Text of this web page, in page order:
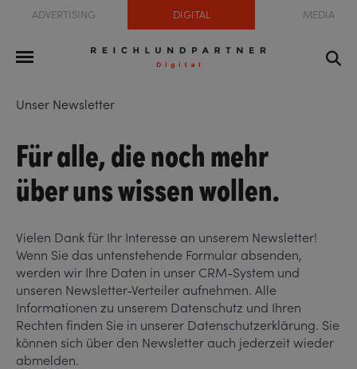
ADVERTISING DIGITAL MEDIA
Unser Newsletter
Für alle, die noch mehr
über uns wissen wollen.
Vielen Dank für Ihr Interesse an unserem Newsletter!
Wenn Sie das untenstehende Formular absenden,
werden wir Ihre Daten in unser CRM-System und
unseren Newsletter-Verteiler aufnehmen. Alle
Informationen zu unserem Datenschutz und Ihren
Rechten finden Sie in unserer Datenschutzerklärung. Sie
können sich über den Newsletter auch jederzeit wieder
abmelden.